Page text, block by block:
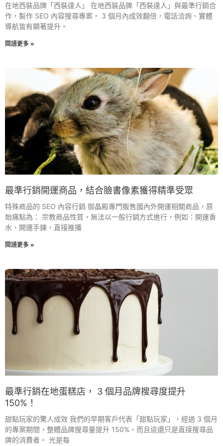
在地西裝品牌「西裝達人」 在地西裝品牌「西裝達人」與最準行銷合
作，製作 SEO 內容搜尋專案， 3 個月內成效翻倍，電話洽詢、實體
導航皆有顯著提升。
閱讀更多 »
最準行銷開運商品，結合臉書像素獲得精準受眾
特殊商品的 SEO 內容行銷 御晶殿專門販售國內外開運相關商品，原
始痛點為： 宗教商品性質，無法以一般行銷方式進行，例如：開運香
水、開運手鍊，直接推播
閱讀更多 »
最準行銷在地蛋糕店， 3 個月品牌搜尋度提升
150%！
甜點玩家的驚人成效 我們的早期客戶代表「甜點玩家」，經過 3 個月
的專案期間，整體品牌搜尋量提升 150%，而且這還只是直接搜尋品
牌的消費者。 光是每